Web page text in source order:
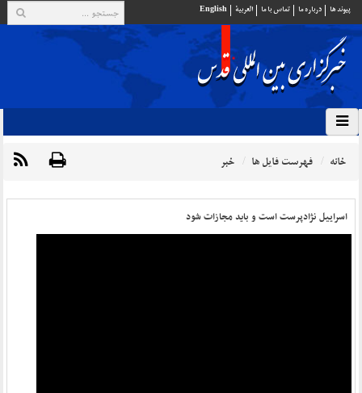
پيوند ها درباره ما تماس با ما العربية English
خانه فهرست فایل ها خبر
اسراییل نژادپرست است و باید مجازات شود